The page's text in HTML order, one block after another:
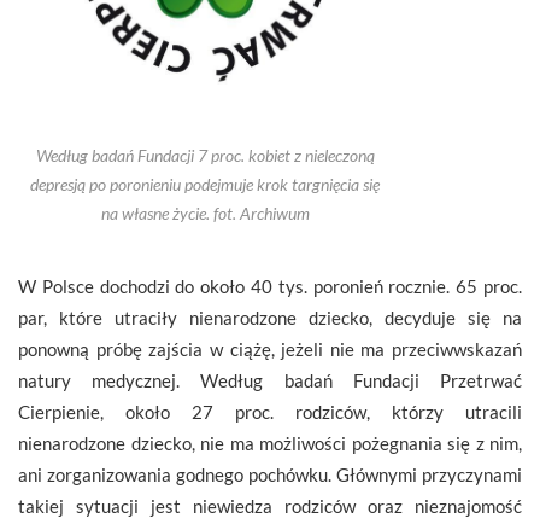
Według badań Fundacji 7 proc. kobiet z nieleczoną
depresją po poronieniu podejmuje krok targnięcia się
na własne życie. fot. Archiwum
W Polsce dochodzi do około 40 tys. poronień rocznie. 65 proc.
par, które utraciły nienarodzone dziecko, decyduje się na
ponowną próbę zajścia w ciążę, jeżeli nie ma przeciwwskazań
natury medycznej. Według badań Fundacji Przetrwać
Cierpienie, około 27 proc. rodziców, którzy utracili
nienarodzone dziecko, nie ma możliwości pożegnania się z nim,
ani zorganizowania godnego pochówku. Głównymi przyczynami
takiej sytuacji jest niewiedza rodziców oraz nieznajomość